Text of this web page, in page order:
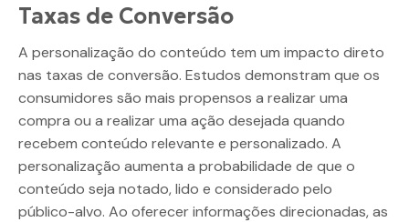
Taxas de Conversão
A personalização do conteúdo tem um impacto direto
nas taxas de conversão. Estudos demonstram que os
consumidores são mais propensos a realizar uma
compra ou a realizar uma ação desejada quando
recebem conteúdo relevante e personalizado. A
personalização aumenta a probabilidade de que o
conteúdo seja notado, lido e considerado pelo
público-alvo. Ao oferecer informações direcionadas, as